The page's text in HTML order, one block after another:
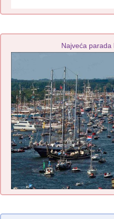
Najveća parada